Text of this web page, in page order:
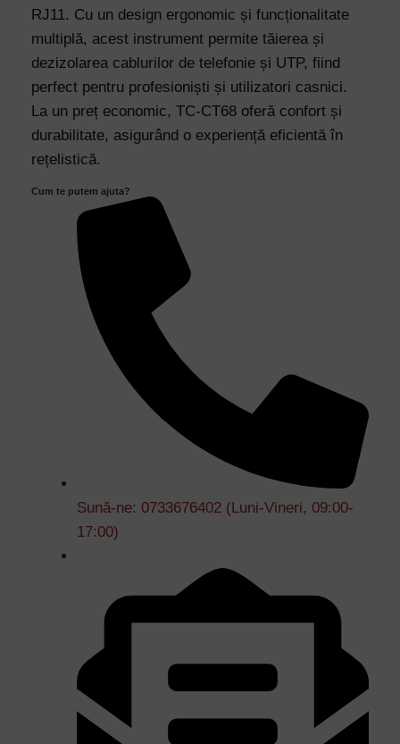
TC-
CT68
-
Funcționalitate
Multipla,
Design
Ergonomic,
Economic
RJ11. Cu un design ergonomic și funcționalitate
multiplă, acest instrument permite tăierea și
dezizolarea cablurilor de telefonie și UTP, fiind
perfect pentru profesioniști și utilizatori casnici.
La un preț economic, TC-CT68 oferă confort și
durabilitate, asigurând o experiență eficientă în
rețelistică.
Cum te putem ajuta?
Sună-ne: 0733676402 (Luni-Vineri, 09:00-
17:00)